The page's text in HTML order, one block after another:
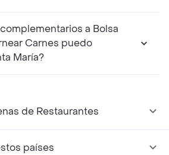
a Bolsa
Carnes puedo
María?
de Restaurantes
países